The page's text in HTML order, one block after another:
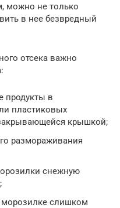
можно не только
в нее безвредный
отсека важно
продукты в
пластиковых
крышкой;
размораживания
снежную
морозилке слишком